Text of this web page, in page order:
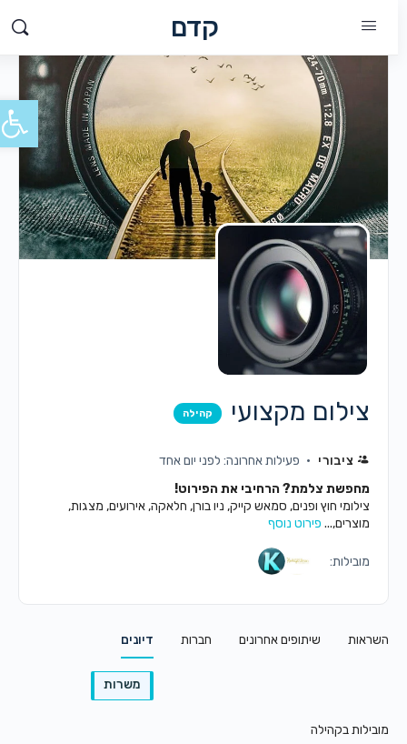
קדם
צילום מקצועי קהילה
ציבורי
פעילות אחרונה: לפני יום אחד
מחפשת צלמת? הרחיבי את הפירוט!
צילומי חוץ ופנים, סמאש קייק, ניו בורן, חלאקה, אירועים, מצגות,
מוצרים,...פירוט נוסף
מובילות:
השראות שיתופים אחרונים חברות דיונים
משרות
מובילות בקהילה
פתח